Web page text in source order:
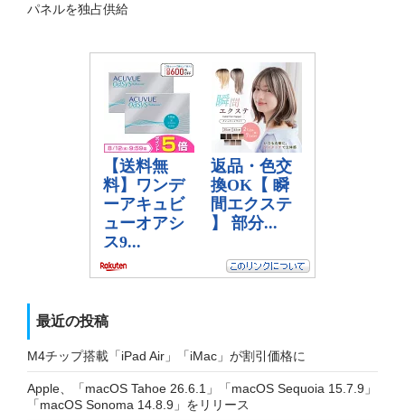
パネルを独占供給
最近の投稿
M4チップ搭載「iPad Air」「iMac」が割引価格に
Apple、「macOS Tahoe 26.6.1」「macOS Sequoia 15.7.9」
「macOS Sonoma 14.8.9」をリリース